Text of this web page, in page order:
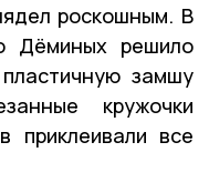
роскошным. В
Дёминых решило
замшу
кружочки
приклеивали все